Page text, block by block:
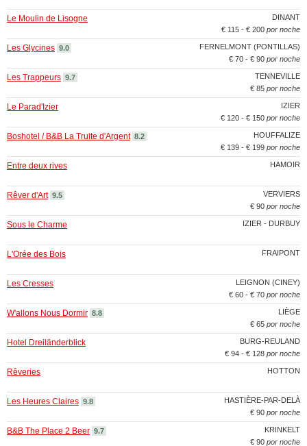
DINANT
Le Moulin de Lisogne
€ 115 - € 200 por noche
FERNELMONT (PONTILLAS)
Les Glycines 9.0
€ 70 - € 90 por noche
TENNEVILLE
Les Trappeurs 9.7
€ 85 por noche
IZIER
Le Parad'Izier
€ 120 - € 150 por noche
HOUFFALIZE
Boshotel / B&B La Truite d'Argent 8.2
€ 139 - € 199 por noche
HAMOIR
Entre deux rives
VERVIERS
Rêver d'Art 9.5
€ 90 por noche
IZIER - DURBUY
Sous le Charme
FRAIPONT
L'Orée des Bois
LEIGNON (CINEY)
Les Cresses
€ 60 - € 70 por noche
LIÈGE
W'allons Nous Dormir 8.8
€ 65 por noche
BURG-REULAND
Hotel Dreiländerblick
€ 94 - € 128 por noche
HOTTON
Rêveries
HASTIÈRE-PAR-DELÀ
Les Heures Claires 9.8
€ 90 por noche
KRINKELT
B&B The Place 2 Beer 9.7
€ 90 por noche